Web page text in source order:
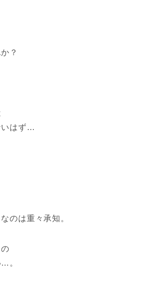
？
いはず…
のは重々承知。
。